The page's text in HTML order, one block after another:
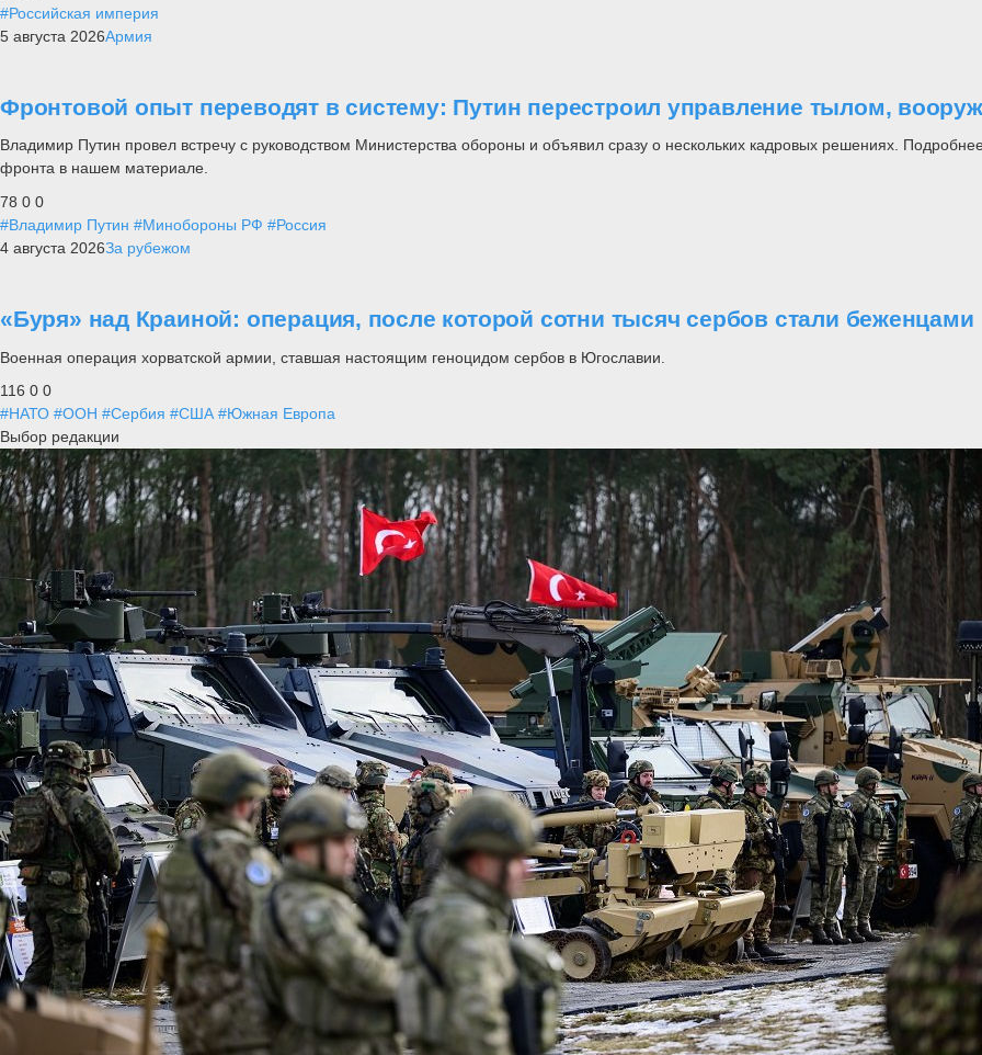
#Российская империя
5 августа 2026Армия
Фронтовой опыт переводят в систему: Путин перестроил управление тылом,
Владимир Путин провел встречу с руководством Министерства обороны и объявил сразу о нескольких кадровых решениях.
фронта в нашем материале.
78 0 0
#Владимир Путин #Минобороны РФ #Россия
4 августа 2026За рубежом
«Буря» над Краиной: операция, после которой сотни тысяч сербов стали беженцами
Военная операция хорватской армии, ставшая настоящим геноцидом сербов в Югославии.
116 0 0
#НАТО #ООН #Сербия #США #Южная Европа
Выбор редакции